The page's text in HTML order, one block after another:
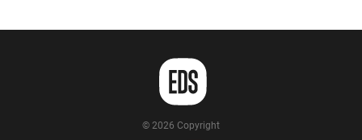
© 2026 Copyright